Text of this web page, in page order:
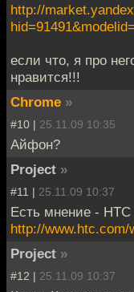
http://
если что, я про
нравится!!!
Chrome »
#10 | 25.11.09 10:35
Айфон?
Project »
#11 | 25.11.09 10:37
Есть мнение -
http://www.htc.com/
Project »
#12 | 25.11.09 10:37